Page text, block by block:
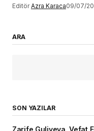
Editör Azra Karaca09/07/
ARA
SON YAZILAR